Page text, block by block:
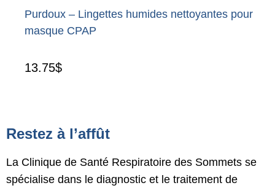
Purdoux – Lingettes humides nettoyantes pour
masque CPAP
13.75$
Restez à l’affût
La Clinique de Santé Respiratoire des Sommets se
spécialise dans le diagnostic et le traitement de